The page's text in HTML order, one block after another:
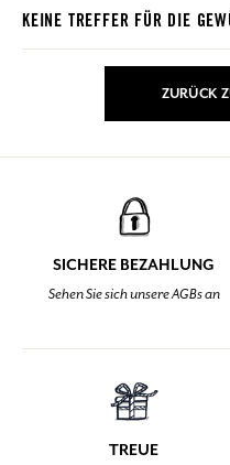
KEINE TREFFER FÜR DIE
ZURÜCK
SICHERE BEZAHLUNG
Sehen Sie sich unsere AGBs an
TREUE